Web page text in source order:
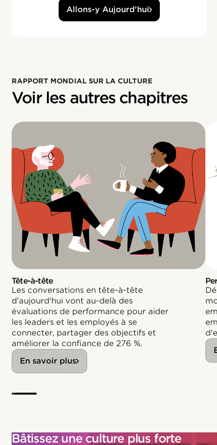
Allons-y Aujourd’hui
RAPPORT MONDIAL SUR LA CULTURE
Voir les autres chapitres
Tête-à-tête
Les conversations en tête-à-tête
d'aujourd'hui vont au-delà des
évaluations de performance pour aider
les leaders et les employés à se
connecter, partager des objectifs et
améliorer la confiance de 276 %.
En savoir plus
Bâtissez une culture plus forte